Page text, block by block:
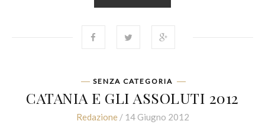
SENZA CATEGORIA
CATANIA E GLI ASSOLUTI 2012
Redazione/ 14 Giugno 2012